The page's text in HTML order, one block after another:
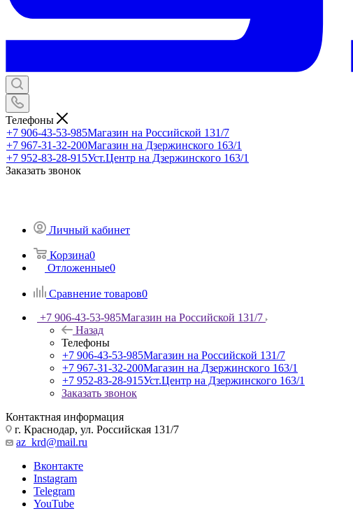
Телефоны
+7 906-43-53-985Магазин на Российской 131/7
+7 967-31-32-200Магазин на Дзержинского 163/1
+7 952-83-28-915Уст.Центр на Дзержинского 163/1
Заказать звонок
Личный кабинет
Корзина0
Отложенные0
Сравнение товаров0
+7 906-43-53-985Магазин на Российской 131/7
Назад
Телефоны
+7 906-43-53-985Магазин на Российской 131/7
+7 967-31-32-200Магазин на Дзержинского 163/1
+7 952-83-28-915Уст.Центр на Дзержинского 163/1
Заказать звонок
Контактная информация
г. Краснодар, ул. Российская 131/7
az_krd@mail.ru
Вконтакте
Instagram
Telegram
YouTube